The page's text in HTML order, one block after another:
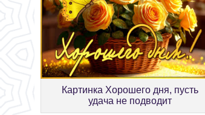
Картинка Хорошего дня, пусть
удача не подводит